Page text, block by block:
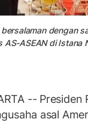
dengan
AS-ASEAN di
-- Presiden
asal